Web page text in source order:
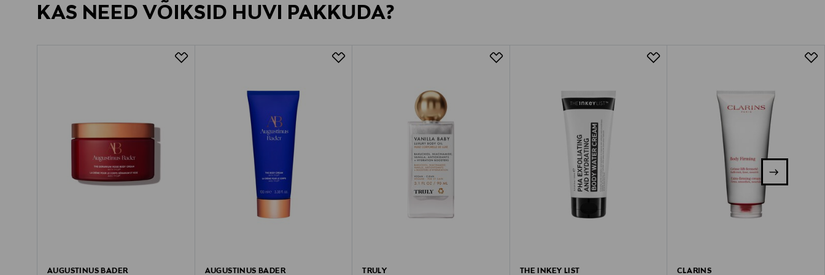
KAS NEED VÕIKSID HUVI PAKKUDA?
AUGUSTINUS BADER
AUGUSTINUS BADER
TRULY
THE INKEY LIST
CLARINS